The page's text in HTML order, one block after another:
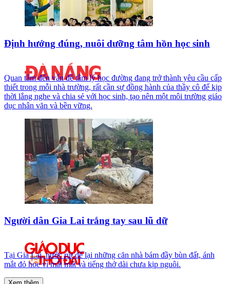
Định hướng đúng, nuôi dưỡng tâm hồn học sinh
Quan tâm đến vấn đề tâm lý học đường đang trở thành yêu cầu cấp
thiết trong mỗi nhà trường, rất cần sự đồng hành của thầy cô để kịp
thời lắng nghe và chia sẻ với học sinh, tạo nên một môi trường giáo
dục nhân văn và bền vững.
Người dân Gia Lai trắng tay sau lũ dữ
Tại Gia Lai, nước rút để lại những căn nhà bám đầy bùn đất, ánh
mắt đỏ hoe vì mất mát và tiếng thở dài chưa kịp nguôi.